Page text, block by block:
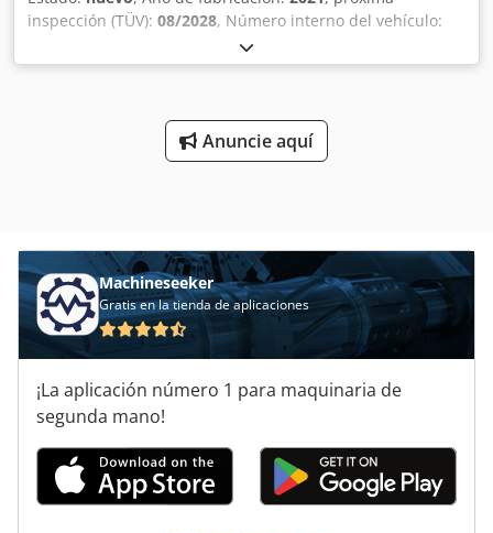
inspección (TÜV): 08/2028, Número interno del vehículo:
FG11502 Disponible de inmediato en nuestras
instalaciones de Kaufungen. Más información en: * Golec
ucraniano, inglés) ¡NUEVO! – Nunca usado. Nos
reservamos el derecho a modificar los datos. Con gusto
alemán, inglés, español, polaco, ucraniano, ruso, búlgaro.
Anuncie aquí
Machineseeker
Gratis en la tienda de aplicaciones
¡La aplicación número 1 para maquinaria de
segunda mano!